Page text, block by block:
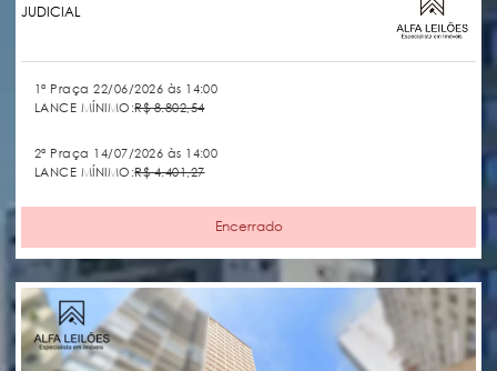
JUDICIAL
1ª Praça 22/06/2026 às 14:00
LANCE MÍNIMO:R$ 8.802,54
2ª Praça 14/07/2026 às 14:00
LANCE MÍNIMO:R$ 4.401,27
Encerrado